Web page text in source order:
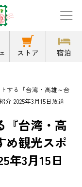
ストア 宿泊
する『台湾・高雄～台
2025年3月15日放送
『台湾・高
め観光スポ
年3月15日